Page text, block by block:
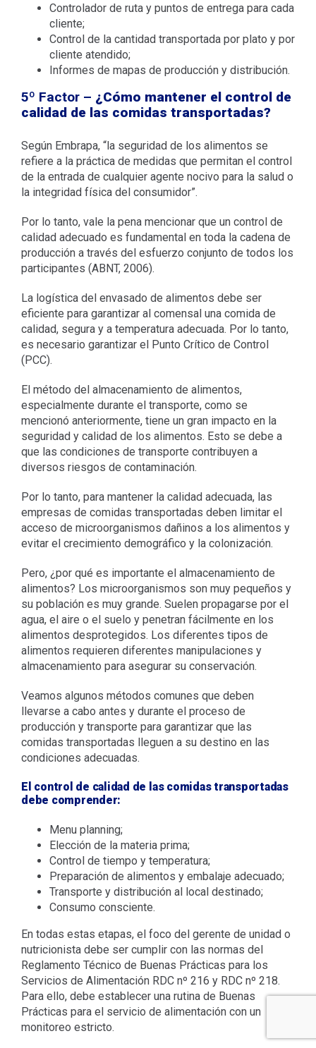
Controlador de ruta y puntos de entrega para cada
cliente;
Control de la cantidad transportada por plato y por
cliente atendido;
Informes de mapas de producción y distribución.
5º Factor – ¿Cómo mantener el control de
calidad de las comidas transportadas?
Según Embrapa, “la seguridad de los alimentos se
refiere a la práctica de medidas que permitan el control
de la entrada de cualquier agente nocivo para la salud o
la integridad física del consumidor”.
Por lo tanto, vale la pena mencionar que un control de
calidad adecuado es fundamental en toda la cadena de
producción a través del esfuerzo conjunto de todos los
participantes (ABNT, 2006).
La logística del envasado de alimentos debe ser
eficiente para garantizar al comensal una comida de
calidad, segura y a temperatura adecuada. Por lo tanto,
es necesario garantizar el Punto Crítico de Control
(PCC).
El método del almacenamiento de alimentos,
especialmente durante el transporte, como se
mencionó anteriormente, tiene un gran impacto en la
seguridad y calidad de los alimentos. Esto se debe a
que las condiciones de transporte contribuyen a
diversos riesgos de contaminación.
Por lo tanto, para mantener la calidad adecuada, las
empresas de comidas transportadas deben limitar el
acceso de microorganismos dañinos a los alimentos y
evitar el crecimiento demográfico y la colonización.
Pero, ¿por qué es importante el almacenamiento de
alimentos? Los microorganismos son muy pequeños y
su población es muy grande. Suelen propagarse por el
agua, el aire o el suelo y penetran fácilmente en los
alimentos desprotegidos. Los diferentes tipos de
alimentos requieren diferentes manipulaciones y
almacenamiento para asegurar su conservación.
Veamos algunos métodos comunes que deben
llevarse a cabo antes y durante el proceso de
producción y transporte para garantizar que las
comidas transportadas lleguen a su destino en las
condiciones adecuadas.
El control de calidad de las comidas transportadas
debe comprender:
Menu planning;
Elección de la materia prima;
Control de tiempo y temperatura;
Preparación de alimentos y embalaje adecuado;
Transporte y distribución al local destinado;
Consumo consciente.
En todas estas etapas, el foco del gerente de unidad o
nutricionista debe ser cumplir con las normas del
Reglamento Técnico de Buenas Prácticas para los
Servicios de Alimentación RDC nº 216 y RDC nº 218.
Para ello, debe establecer una rutina de Buenas
Prácticas para el servicio de alimentación con un
monitoreo estricto.